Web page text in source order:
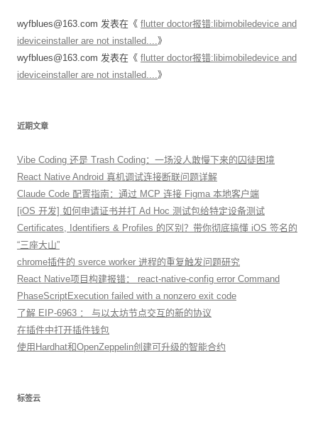
wyfblues@163.com 发表在《 flutter doctor报错:libimobiledevice and
ideviceinstaller are not installed....》
wyfblues@163.com 发表在《 flutter doctor报错:libimobiledevice and
ideviceinstaller are not installed....》
近期文章
Vibe Coding 还是 Trash Coding：一场没人敢慢下来的囚徒困境
React Native Android 真机调试连接断联问题详解
Claude Code 配置指南：通过 MCP 连接 Figma 本地客户端
[iOS 开发] 如何申请证书并打 Ad Hoc 测试包给特定设备测试
Certificates, Identifiers & Profiles 的区别？带你彻底搞懂 iOS 签名的
“三座大山”
chrome插件的 sverce worker 进程的重复触发问题研究
React Native项目构建报错： react-native-config error Command
PhaseScriptExecution failed with a nonzero exit code
了解 EIP-6963 ： 与以太坊节点交互的新的协议
在插件中打开插件钱包
使用Hardhat和OpenZeppelin创建可升级的智能合约
标签云